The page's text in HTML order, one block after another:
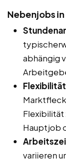
Nebenjobs
abhängig
Flexibilität
Hauptjob
variieren